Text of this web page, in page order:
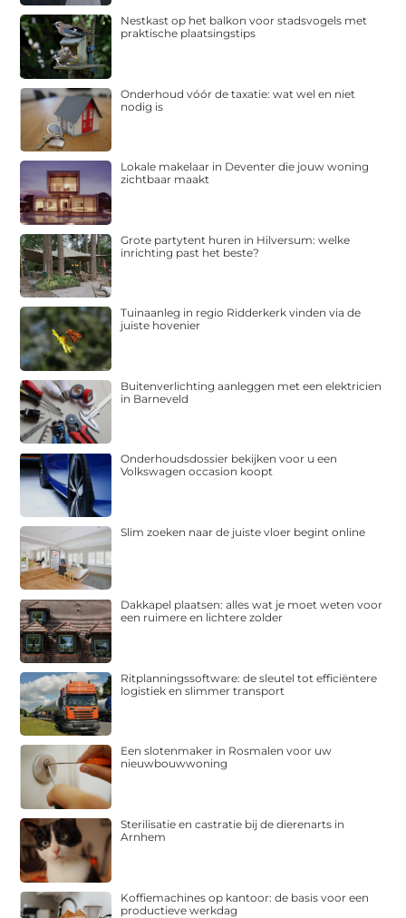
Nestkast op het balkon voor stadsvogels met
praktische plaatsingstips
Onderhoud vóór de taxatie: wat wel en niet
nodig is
Lokale makelaar in Deventer die jouw woning
zichtbaar maakt
Grote partytent huren in Hilversum: welke
inrichting past het beste?
Tuinaanleg in regio Ridderkerk vinden via de
juiste hovenier
Buitenverlichting aanleggen met een elektricien
in Barneveld
Onderhoudsdossier bekijken voor u een
Volkswagen occasion koopt
Slim zoeken naar de juiste vloer begint online
Dakkapel plaatsen: alles wat je moet weten voor
een ruimere en lichtere zolder
Ritplanningssoftware: de sleutel tot efficiëntere
logistiek en slimmer transport
Een slotenmaker in Rosmalen voor uw
nieuwbouwwoning
Sterilisatie en castratie bij de dierenarts in
Arnhem
Koffiemachines op kantoor: de basis voor een
productieve werkdag